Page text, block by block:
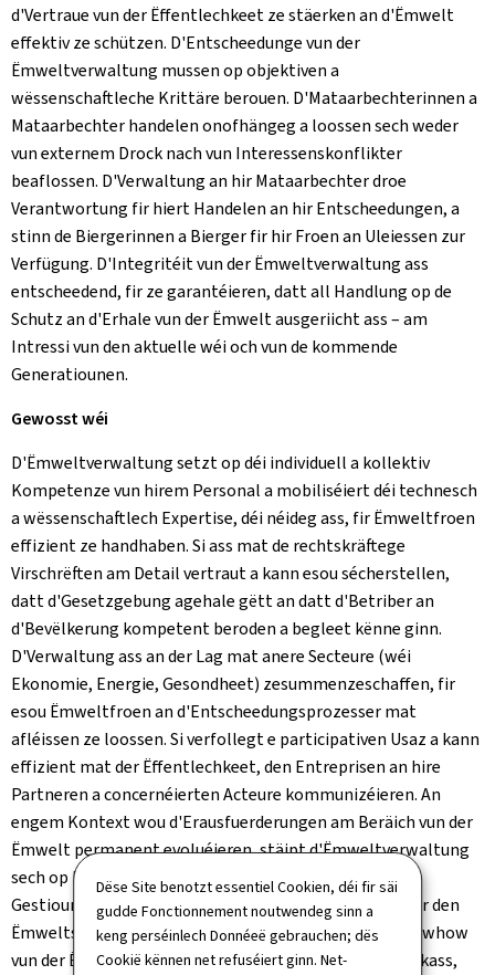
Dëse Site benotzt essentiel Cookien, déi fir säi
gudde Fonctionnement noutwendeg sinn a
keng perséinlech Donnéeë gebrauchen; dës
Cookië kënnen net refuséiert ginn. Net-
d'Vertraue vun der Ëffentlechkeet ze stäerken an d'Ëmwelt
effektiv ze schützen. D'Entscheedunge vun der
Ëmweltverwaltung mussen op objektiven a
wëssenschaftleche Krittäre berouen. D'Mataarbechterinnen a
Mataarbechter handelen onofhängeg a loossen sech weder
vun externem Drock nach vun Interessenskonflikter
beaflossen. D'Verwaltung an hir Mataarbechter droe
Verantwortung fir hiert Handelen an hir Entscheedungen, a
stinn de Biergerinnen a Bierger fir hir Froen an Uleiessen zur
Verfügung. D'Integritéit vun der Ëmweltverwaltung ass
entscheedend, fir ze garantéieren, datt all Handlung op de
Schutz an d'Erhale vun der Ëmwelt ausgeriicht ass – am
Intressi vun den aktuelle wéi och vun de kommende
Generatiounen.
Gewosst wéi
D'Ëmweltverwaltung setzt op déi individuell a kollektiv
Kompetenze vun hirem Personal a mobiliséiert déi technesch
a wëssenschaftlech Expertise, déi néideg ass, fir Ëmweltfroen
effizient ze handhaben. Si ass mat de rechtskräftege
Virschrëften am Detail vertraut a kann esou sécherstellen,
datt d'Gesetzgebung agehale gëtt an datt d'Betriber an
d'Bevëlkerung kompetent beroden a begleet kënne ginn.
D'Verwaltung ass an der Lag mat anere Secteure (wéi
Ekonomie, Energie, Gesondheet) zesummenzeschaffen, fir
esou Ëmweltfroen an d'Entscheedungsprozesser mat
afléissen ze loossen. Si verfollegt e participativen Usaz a kann
effizient mat der Ëffentlechkeet, den Entreprisen an hire
Partneren a concernéierten Acteure kommunizéieren. An
engem Kontext wou d'Erausfuerderungen am Beräich vun der
Ëmwelt permanent evoluéieren, stäipt d'Ëmweltverwaltung
sech op Innovatioun an nei Technologien, op
Gestiounsmethoden a wëssenschaftlech Approchen, fir den
Ëmweltschutz kontinuéierlech ze verbesseren. De Knowhow
vun der Ëmweltverwaltung ass de Schlëssel fir eng effikass,